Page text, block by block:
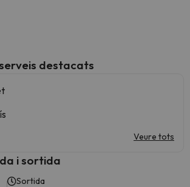
destacats
Veure tots
i sortida
Sortida